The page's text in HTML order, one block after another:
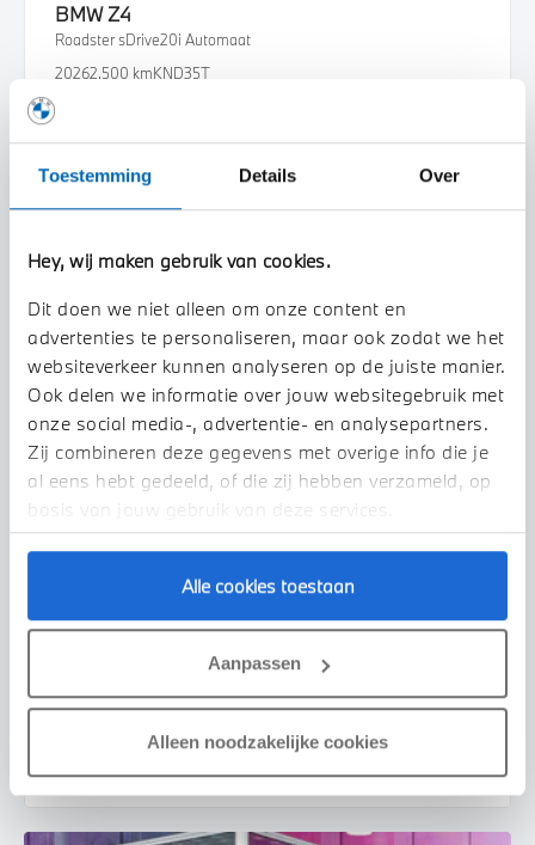
Toestemming Details Over
Hey, wij maken gebruik van cookies.
Dit doen we niet alleen om onze content en
advertenties te personaliseren, maar ook zodat we het
websiteverkeer kunnen analyseren op de juiste manier.
Ook delen we informatie over jouw websitegebruik met
onze social media-, advertentie- en analysepartners.
Zij combineren deze gegevens met overige info die je
al eens hebt gedeeld, of die zij hebben verzameld, op
basis van jouw gebruik van deze services.
Alle cookies toestaan
Aanpassen
Alleen noodzakelijke cookies
BMWZ4
Roadster sDrive20i Automaat
20262.500 kmKND35T
Bekijk details
BMW3 Serie
€ 633p/m
Bekijk details